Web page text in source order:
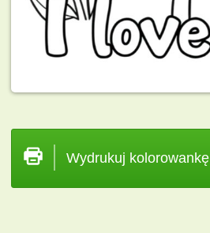
Wydrukuj kolorowankę